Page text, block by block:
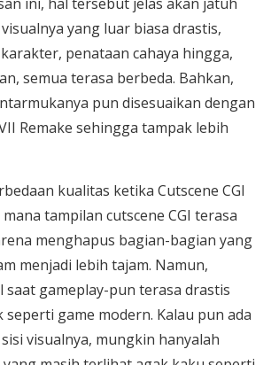
yang luar biasa drastis,
penataan cahaya hingga,
semua terasa berbeda. Bahkan,
pun disesuaikan dengan
Remake sehingga tampak lebih
kualitas ketika Cutscene CGI
tampilan cutscene CGI terasa
menghapus bagian-bagian yang
menjadi lebih tajam. Namun,
saat gameplay-pun terasa drastis
game modern. Kalau pun ada
visualnya, mungkin hanyalah